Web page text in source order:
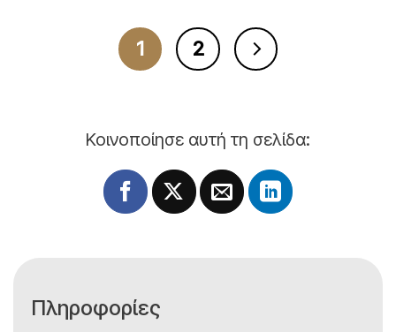
1 2
Κοινοποίησε αυτή τη σελίδα:
Πληροφορίες